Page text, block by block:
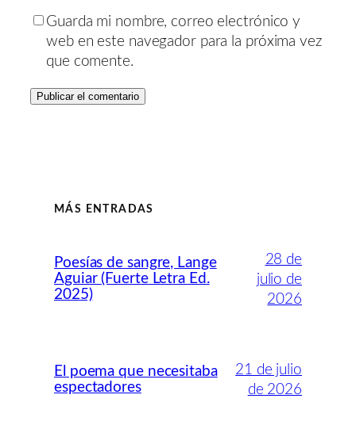
Guarda mi nombre, correo electrónico y
web en este navegador para la próxima vez
que comente.
MÁS ENTRADAS
Poesías de sangre, Lange
Aguiar (Fuerte Letra Ed.
2025)
28 de
julio de
2026
El poema que necesitaba
espectadores
21 de julio
de 2026